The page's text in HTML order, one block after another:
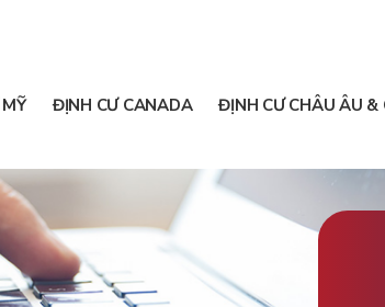
ĐỊNH CƯ CANADA ĐỊNH CƯ CHÂU ÂU &